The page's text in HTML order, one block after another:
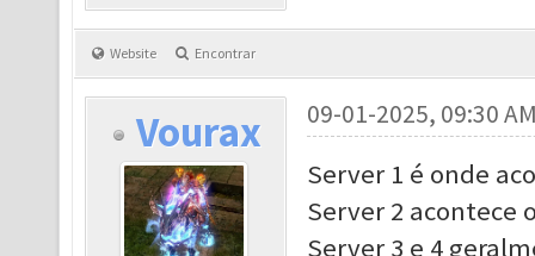
Website Encontrar
Vourax 09-01-2025, 09:30
Server 1 é onde
Server 2 acontece
Server 3 e 4